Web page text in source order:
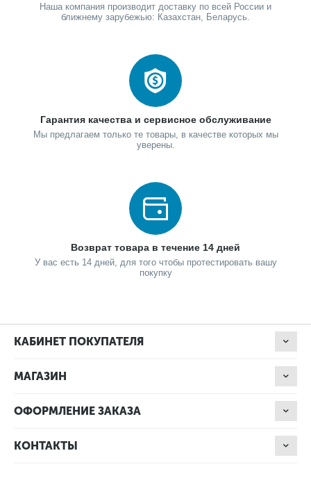
Наша компания производит доставку по всей России и
ближнему зарубежью: Казахстан, Беларусь.
Гарантия качества и сервисное обслуживание
Мы предлагаем только те товары, в качестве которых мы
уверены.
Возврат товара в течение 14 дней
У вас есть 14 дней, для того чтобы протестировать вашу
покупку
КАБИНЕТ ПОКУПАТЕЛЯ
МАГАЗИН
ОФОРМЛЕНИЕ ЗАКАЗА
КОНТАКТЫ